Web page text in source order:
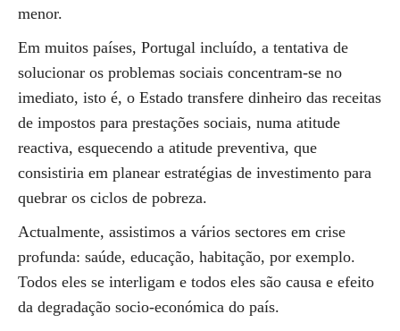
menor.
Em muitos países, Portugal incluído, a tentativa de
solucionar os problemas sociais concentram-se no
imediato, isto é, o Estado transfere dinheiro das receitas
de impostos para prestações sociais, numa atitude
reactiva, esquecendo a atitude preventiva, que
consistiria em planear estratégias de investimento para
quebrar os ciclos de pobreza.
Actualmente, assistimos a vários sectores em crise
profunda: saúde, educação, habitação, por exemplo.
Todos eles se interligam e todos eles são causa e efeito
da degradação socio-económica do país.